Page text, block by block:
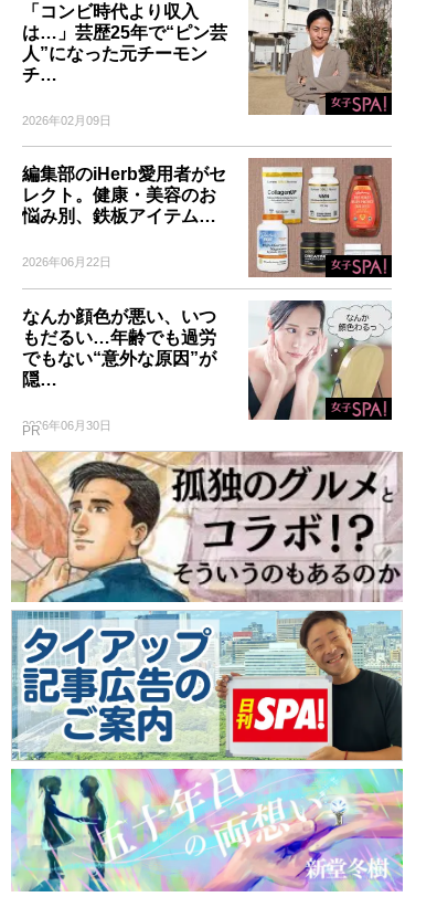
「コンビ時代より収入
は…」芸歴25年で“ピン芸
人”になった元チーモン
チ…
2026年02月09日
編集部のiHerb愛用者がセ
レクト。健康・美容のお
悩み別、鉄板アイテム…
2026年06月22日
なんか顔色が悪い、いつ
もだるい…年齢でも過労
でもない“意外な原因”が
隠…
2026年06月30日
PR